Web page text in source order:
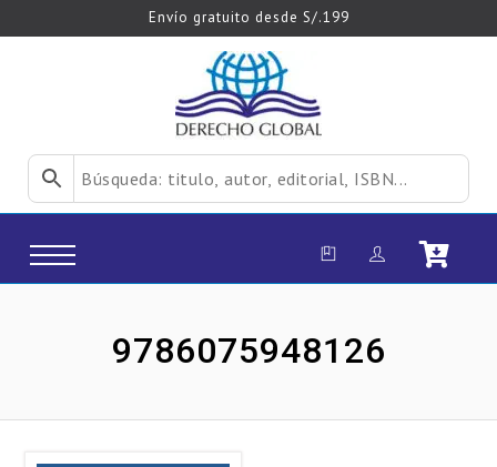
Envío gratuito desde S/.199
9786075948126